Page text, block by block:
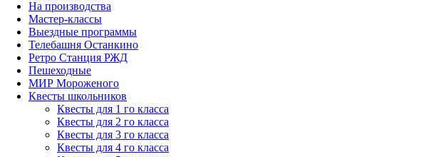
На производства
Мастер-классы
Выездные программы
Телебашня Останкино
Ретро Станция РЖД
Пешеходные
МИР Мороженого
Квесты школьников
Квесты для 1 го класса
Квесты для 2 го класса
Квесты для 3 го класса
Квесты для 4 го класса